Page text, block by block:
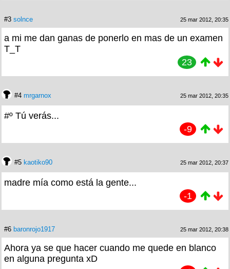
#3 solnce 25 mar 2012, 20:35
a mi me dan ganas de ponerlo en mas de un examen
T_T
23
#4 mrgarnox 25 mar 2012, 20:35
#º Tú verás...
-9
#5 kaotiko90 25 mar 2012, 20:37
madre mía como está la gente...
-1
#6 baronrojo1917 25 mar 2012, 20:38
Ahora ya se que hacer cuando me quede en blanco
en alguna pregunta xD